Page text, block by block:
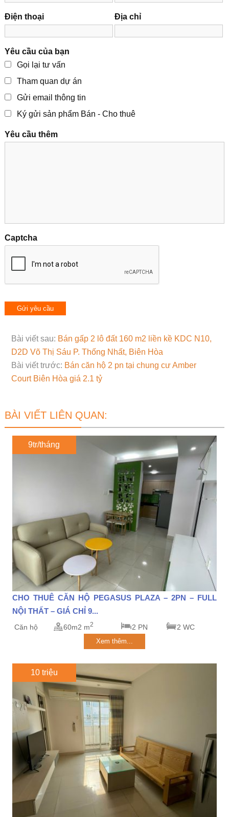
Điện thoại Địa chỉ
Yêu cầu của bạn
Gọi lại tư vấn
Tham quan dự án
Gửi email thông tin
Ký gửi sản phẩm Bán - Cho thuê
Yêu cầu thêm
Captcha
Bài viết sau: Bán gấp 2 lô đất 160 m2 liền kề KDC N10,
D2D Võ Thị Sáu P. Thống Nhất, Biên Hòa
Bài viết trước: Bán căn hộ 2 pn tại chung cư Amber
Court Biên Hòa giá 2.1 tỷ
BÀI VIẾT LIÊN QUAN:
9tr/tháng
CHO THUÊ CĂN HỘ PEGASUS PLAZA – 2PN – FULL
NỘI THẤT – GIÁ CHỈ 9...
Căn hộ 60m2 m2 2 PN 2 WC
Xem thêm...
10 triệu